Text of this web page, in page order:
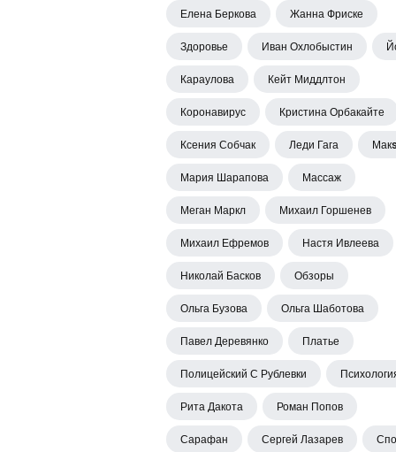
Елена Беркова Жанна Фриске
Здоровье Иван Охлобыстин
Караулова Кейт Миддлтон
Коронавирус Кристина Орбакайте
Ксения Собчак Леди Гага
Мария Шарапова Массаж
Меган Маркл Михаил Горшенев
Михаил Ефремов Настя Ивлеева
Николай Басков Обзоры
Ольга Бузова Ольга Шаботова
Павел Деревянко Платье
Полицейский С Рублевки
Рита Дакота Роман Попов
Сарафан Сергей Лазарев